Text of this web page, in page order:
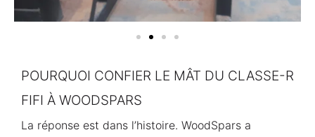
POURQUOI CONFIER LE MÂT DU CLASSE-R
FIFI À WOODSPARS
La réponse est dans l’histoire. WoodSpars a